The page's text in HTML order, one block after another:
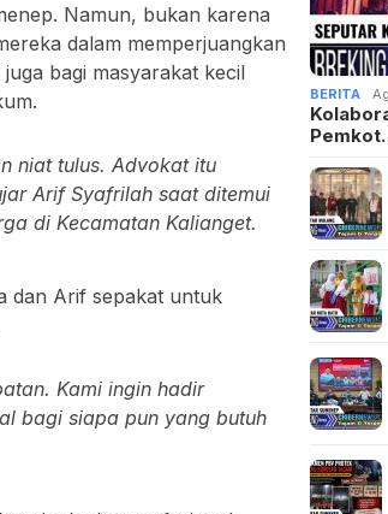
Namun, bukan karena
dalam memperjuangkan
bagi masyarakat kecil
niat tulus. Advokat itu
Arif Syafrilah saat ditemui
di Kecamatan Kalianget.
dan Arif sepakat untuk
Kami ingin hadir
bagi siapa pun yang butuh
BERITA